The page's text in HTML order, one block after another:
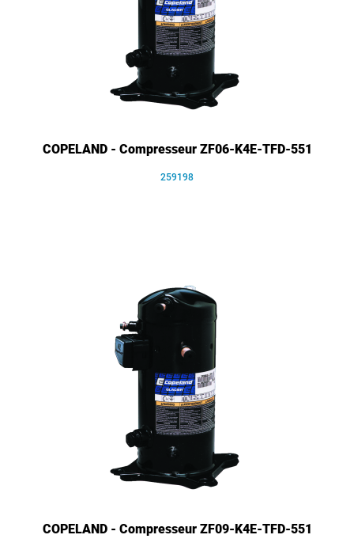
COPELAND - Compresseur ZF06-K4E-TFD-551
259198
COPELAND - Compresseur ZF09-K4E-TFD-551